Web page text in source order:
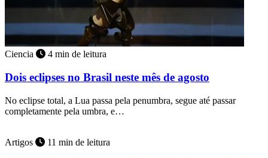
Ciencia 4 min de leitura
Dois eclipses no Brasil neste mês de agosto
No eclipse total, a Lua passa pela penumbra, segue até passar
completamente pela umbra, e…
Artigos 11 min de leitura